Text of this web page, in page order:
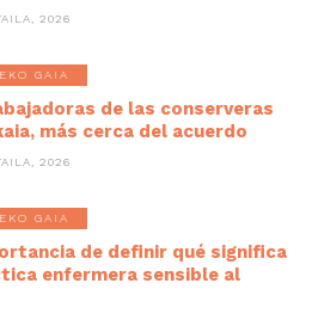
2026
GAIA
de las conserveras
más cerca del acuerdo
2026
GAIA
de definir qué significa
enfermera sensible al